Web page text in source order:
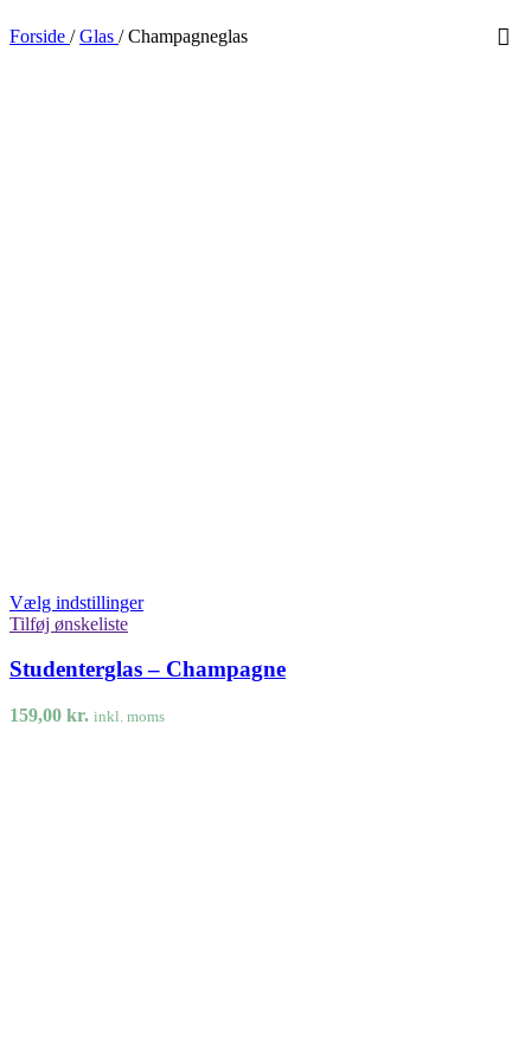
Forside / Glas / Champagneglas
Vælg indstillinger
Tilføj ønskeliste
Studenterglas – Champagne
159,00 kr. inkl. moms